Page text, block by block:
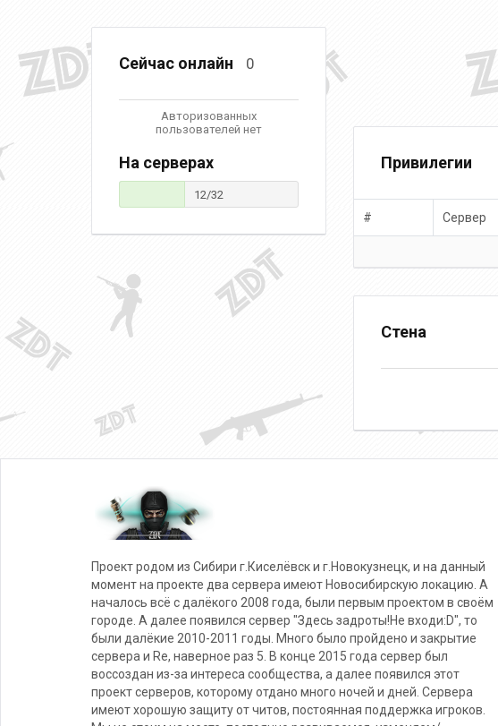
Привилегии
# Сервер
Стена
Сейчас онлайн 0
Авторизованных
пользователей нет
На серверах
12/32
Проект родом из Сибири г.Киселёвск и г.Новокузнецк, и на данный
момент на проекте два сервера имеют Новосибирскую локацию. А
началось всё с далёкого 2008 года, были первым проектом в своём
городе. А далее появился сервер "Здесь задроты!Не входи:D", то
были далёкие 2010-2011 годы. Много было пройдено и закрытие
сервера и Re, наверное раз 5. В конце 2015 года сервер был
воссоздан из-за интереса сообщества, а далее появился этот
проект серверов, которому отдано много ночей и дней. Сервера
имеют хорошую защиту от читов, постоянная поддержка игроков.